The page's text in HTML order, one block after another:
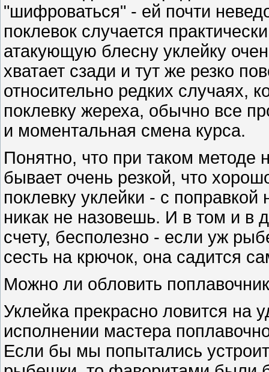
"шифроваться" - ей почти
поклевок случается
атакующую блесну уклейку
хватает сзади и тут же резко
относительно редких случаях,
поклевку жереха, обычно все
и моментальная смена курса.
Понятно, что при таком методе
бывает очень резкой, что
поклевку уклейки - с
никак не назовешь. И в том и в
счету, бесполезно - если уж
сесть на крючок, она садится
Можно ли обловить
Уклейка прекрасно ловится на
исполнении мастера
Если бы мы попытались